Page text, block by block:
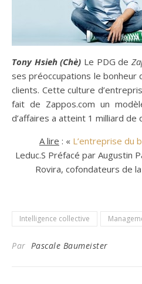
Tony Hsieh (Chè) Le PDG de
ses préoccupations le
clients. Cette culture
fait de Zappos.com un
d’affaires a atteint 1 milliard de
A lire : « L’entreprise du
Leduc.S Préfacé par Augustin
Rovira, cofondateurs de
Intelligence collective
Par Pascale Baumeister